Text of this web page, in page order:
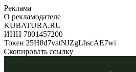
Реклама
О рекламодателе
KUBATURA.RU
ИНН 7801457200
Токен 25H8d7vatNJZgLhscAE7wi
Скопировать ссылку